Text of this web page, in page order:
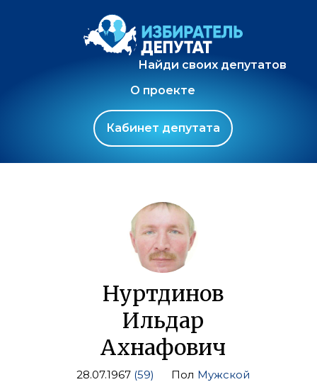
Найди своих депутатов
О проекте
Кабинет депутата
Нуртдинов
Ильдар
Ахнафович
28.07.1967 (59) Пол Мужской